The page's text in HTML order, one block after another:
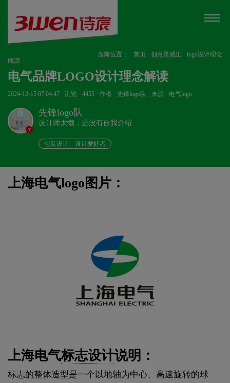
当前位置： 首页 创意灵感汇
logo设计理念
能源
电气品牌LOGO设计理念解读
2024-12-15 07:04:47 浏览 4455 作者 先锋logo队 来源 电气logo
v
先锋logo队
设计师太懒，还没有自我介绍……
包装设计、设计爱好者
上海电气logo图片：
上海电气标志设计说明：
标志的整体造型是一个以地轴为中心、高速旋转的球